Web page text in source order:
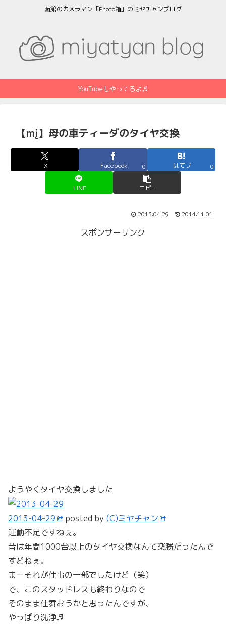
函館のカメラマン「Photo箱」のミヤチャンブログ
YouTubeもやってるよ♬
【mį】母の車ティーダのタイヤ交換
X Facebook 0 はてブ 0
LINE コピー
2013.04.29 2014.11.01
スポンサーリンク
ようやくタイヤ交換しました
2013-04-29 posted by (C)ミヤチャン
運動不足ですねぇ。
昔は年間1000台以上のタイヤ交換なんて楽勝だったんで
すどねぇ。
まーそれが仕事の一部でしたけど（笑）
で、このスタッドレスも終わりなので
そのまま仕舞おうかと思ったんですが、
やっぱり洗浄♬